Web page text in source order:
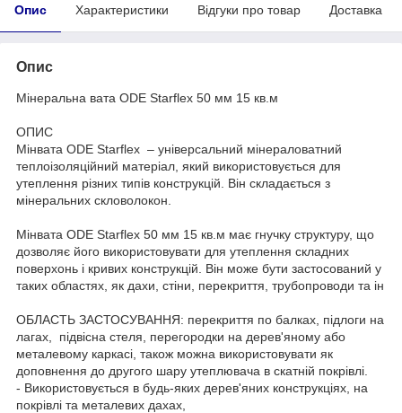
Опис Характеристики Відгуки про товар Доставка
Опис
Мінеральна вата ODE Starflex 50 мм 15 кв.м
ОПИС
Мінвата ODE Starflex – універсальний мінераловатний
теплоізоляційний матеріал, який використовується для
утеплення різних типів конструкцій. Він складається з
мінеральних скловолокон.
Мінвата ODE Starflex 50 мм 15 кв.м має гнучку структуру, що
дозволяє його використовувати для утеплення складних
поверхонь і кривих конструкцій. Він може бути застосований у
таких областях, як дахи, стіни, перекриття, трубопроводи та ін
ОБЛАСТЬ ЗАСТОСУВАННЯ: перекриття по балках, підлоги на
лагах, підвісна стеля, перегородки на дерев'яному або
металевому каркасі, також можна використовувати як
доповнення до другого шару утеплювача в скатній покрівлі.
- Використовується в будь-яких дерев'яних конструкціях, на
покрівлі та металевих дахах,